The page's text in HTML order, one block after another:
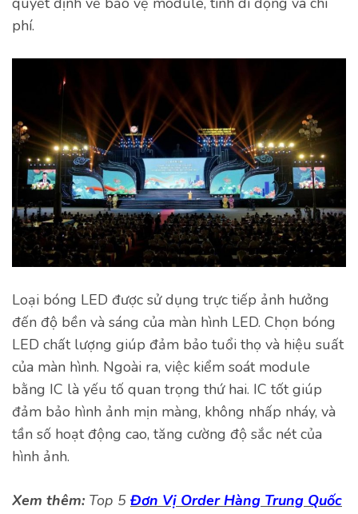
phí.
Loại bóng LED được sử dụng trực tiếp ảnh hưởng
đến độ bền và sáng của màn hình LED. Chọn bóng
LED chất lượng giúp đảm bảo tuổi thọ và hiệu suất
của màn hình. Ngoài ra, việc kiểm soát module
bằng IC là yếu tố quan trọng thứ hai. IC tốt giúp
đảm bảo hình ảnh mịn màng, không nhấp nháy, và
tần số hoạt động cao, tăng cường độ sắc nét của
hình ảnh.
Xem thêm: Top 5 Đơn Vị Order Hàng Trung Quốc